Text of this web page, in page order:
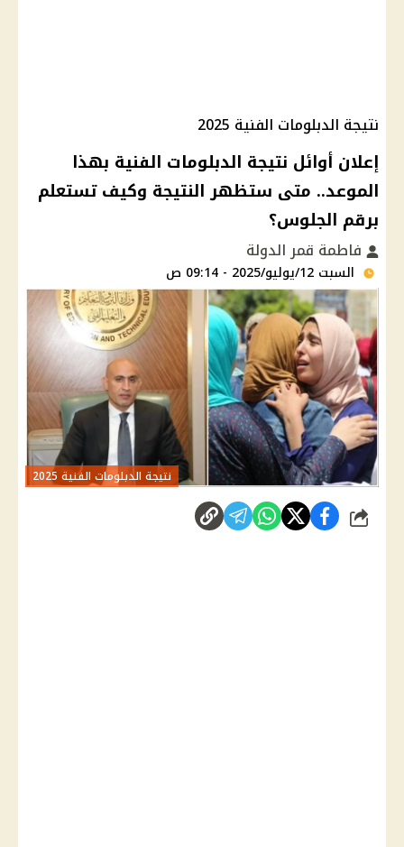
نتيجة الدبلومات الفنية 2025
إعلان أوائل نتيجة الدبلومات الفنية بهذا
الموعد.. متى ستظهر النتيجة وكيف تستعلم
برقم الجلوس؟
فاطمة قمر الدولة
السبت 12/يوليو/2025 - 09:14 ص
نتيجة الدبلومات الفنية 2025
شارك